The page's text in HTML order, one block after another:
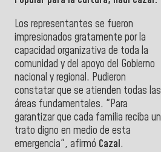
Los representantes se fueron
impresionados gratamente por la
capacidad organizativa de toda la
comunidad y del apoyo del Gobierno
nacional y regional. Pudieron
constatar que se atienden todas las
áreas fundamentales. "Para
garantizar que cada familia reciba un
trato digno en medio de esta
emergencia", afirmó Cazal.